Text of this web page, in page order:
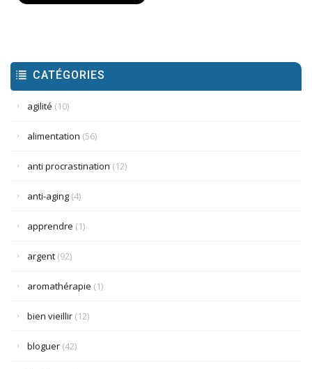
CATÉGORIES
agilité (10)
alimentation (56)
anti procrastination (12)
anti-aging (4)
apprendre (1)
argent (92)
aromathérapie (1)
bien vieillir (12)
bloguer (42)